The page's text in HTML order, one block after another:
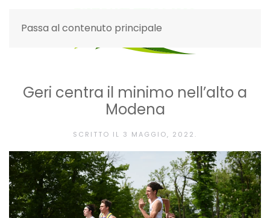
Passa al contenuto principale
Geri centra il minimo nell’alto a
Modena
SCRITTO IL 3 MAGGIO, 2022 .